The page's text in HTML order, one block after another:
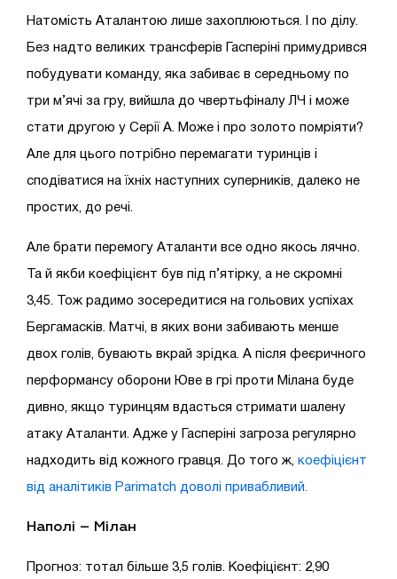
Натомість Аталантою лише захоплюються. І по ділу.
Без надто великих трансферів Гасперіні примудрився
побудувати команду, яка забиває в середньому по
три м’ячі за гру, вийшла до чвертьфіналу ЛЧ і може
стати другою у Серії А. Може і про золото помріяти?
Але для цього потрібно перемагати туринців і
сподіватися на їхніх наступних суперників, далеко не
простих, до речі.
Але брати перемогу Аталанти все одно якось лячно.
Та й якби коефіцієнт був під п’ятірку, а не скромні
3,45. Тож радимо зосередитися на гольових успіхах
Бергамасків. Матчі, в яких вони забивають менше
двох голів, бувають вкрай зрідка. А після феєричного
перформансу оборони Юве в грі проти Мілана буде
дивно, якщо туринцям вдасться стримати шалену
атаку Аталанти. Адже у Гасперіні загроза регулярно
надходить від кожного гравця. До того ж, коефіцієнт
від аналітиків Parimatch доволі привабливий.
Наполі – Мілан
Прогноз: тотал більше 3,5 голів. Коефіцієнт: 2,90